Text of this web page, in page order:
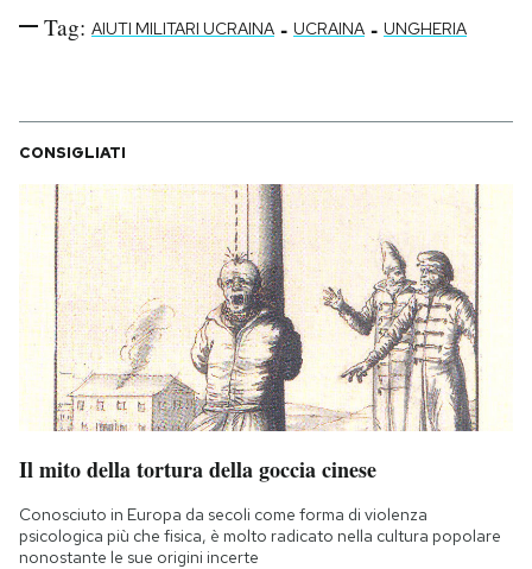
Tag: AIUTI MILITARI UCRAINA - UCRAINA - UNGHERIA
CONSIGLIATI
Il mito della tortura della goccia cinese
Conosciuto in Europa da secoli come forma di violenza
psicologica più che fisica, è molto radicato nella cultura popolare
nonostante le sue origini incerte